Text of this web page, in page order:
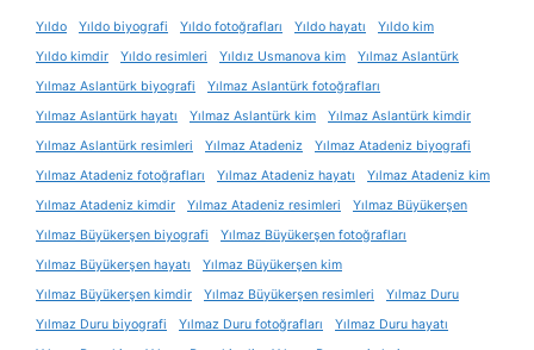
Yıldo Yıldo biyografi Yıldo fotoğrafları Yıldo hayatı
Yıldo kim
Yıldo kimdir
Yıldo resimleri Yıldız Usmanova kim
Yılmaz Aslantürk
Yılmaz Aslantürk biyografi
Yılmaz Aslantürk fotoğrafları
Yılmaz Aslantürk hayatı
Yılmaz Aslantürk kim
Yılmaz Aslantürk kimdir
Yılmaz Aslantürk resimleri
Yılmaz Atadeniz
Yılmaz Atadeniz biyografi
Yılmaz Atadeniz fotoğrafları
Yılmaz Atadeniz hayatı
Yılmaz Atadeniz kim
Yılmaz Atadeniz kimdir
Yılmaz Atadeniz resimleri
Yılmaz Büyükerşen
Yılmaz Büyükerşen biyografi
Yılmaz Büyükerşen fotoğrafları
Yılmaz Büyükerşen hayatı
Yılmaz Büyükerşen kim
Yılmaz Büyükerşen kimdir
Yılmaz Büyükerşen resimleri
Yılmaz Duru
Yılmaz Duru biyografi
Yılmaz Duru fotoğrafları
Yılmaz Duru hayatı